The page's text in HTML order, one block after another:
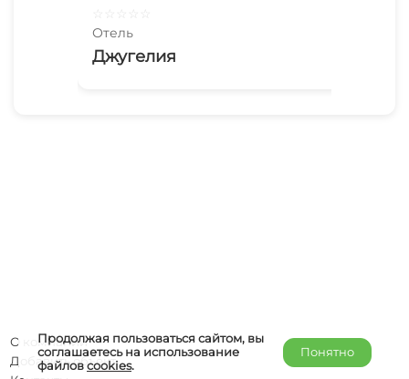
Отель
Джугелия
Продолжая пользоваться сайтом, вы
соглашаетесь на использование
файловcookies.
Понятно
О компании
Добавить объект